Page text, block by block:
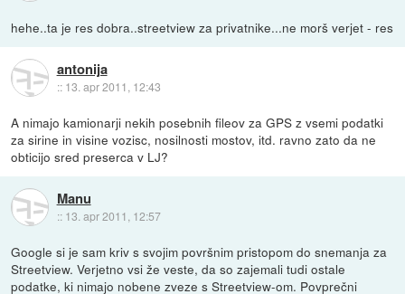
hehe..ta je res dobra..streetview za privatnike...ne morš verjet - res
antonija
:: 13. apr 2011, 12:43
A nimajo kamionarji nekih posebnih fileov za GPS z vsemi podatki
za sirine in visine vozisc, nosilnosti mostov, itd. ravno zato da ne
obticijo sred preserca v LJ?
Manu
:: 13. apr 2011, 12:57
Google si je sam kriv s svojim površnim pristopom do snemanja za
Streetview. Verjetno vsi že veste, da so zajemali tudi ostale
podatke, ki nimajo nobene zveze s Streetview-om. Povprečni